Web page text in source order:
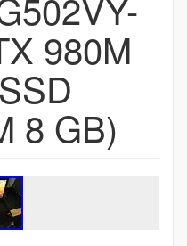
980M
8 GB)